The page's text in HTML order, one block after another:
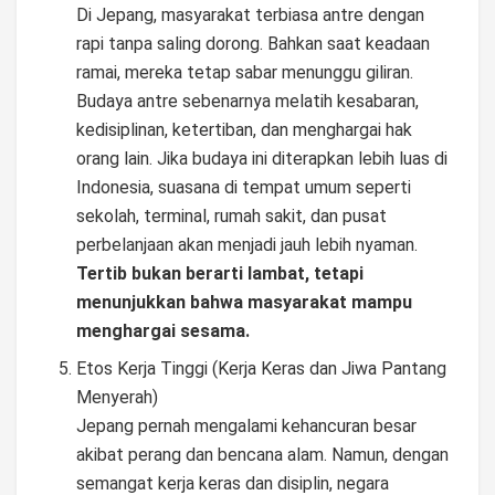
Di Jepang, masyarakat terbiasa antre dengan
rapi tanpa saling dorong. Bahkan saat keadaan
ramai, mereka tetap sabar menunggu giliran.
Budaya antre sebenarnya melatih kesabaran,
kedisiplinan, ketertiban, dan menghargai hak
orang lain. Jika budaya ini diterapkan lebih luas di
Indonesia, suasana di tempat umum seperti
sekolah, terminal, rumah sakit, dan pusat
perbelanjaan akan menjadi jauh lebih nyaman.
Tertib bukan berarti lambat, tetapi
menunjukkan bahwa masyarakat mampu
menghargai sesama.
Etos Kerja Tinggi (Kerja Keras dan Jiwa Pantang
Menyerah)
Jepang pernah mengalami kehancuran besar
akibat perang dan bencana alam. Namun, dengan
semangat kerja keras dan disiplin, negara